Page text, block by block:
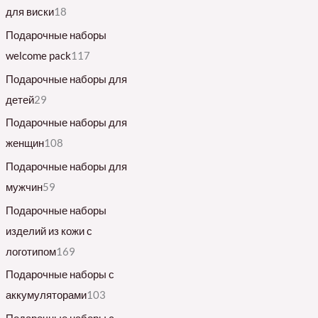
для виски18
Подарочные наборы
welcome pack117
Подарочные наборы для
детей29
Подарочные наборы для
женщин108
Подарочные наборы для
мужчин59
Подарочные наборы
изделий из кожи с
логотипом169
Подарочные наборы с
аккумуляторами103